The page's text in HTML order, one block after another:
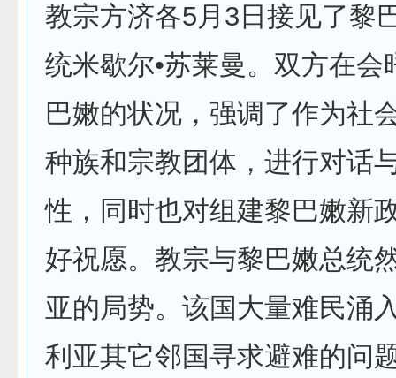
教宗方济各5月3日接见了黎
统米歇尔•苏莱曼。双方在会­
巴嫩的状况，强调了作为社
种族和宗教团体，进行对话
性，同时也对组建黎巴嫩新
好祝愿。教宗与黎巴嫩总统
亚的局­势。该国大量难民涌
利亚其它邻国寻求避难的问